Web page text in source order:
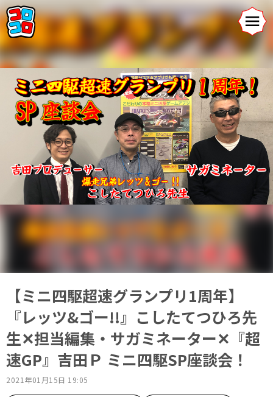
【ミニ四駆超速グランプリ1周年】
『レッツ&ゴー!!』こしたてつひろ先
生✕担当編集・サガミネーター✕『超
速GP』吉田Ｐ ミニ四駆SP座談会！
2021年01月15日 19:05